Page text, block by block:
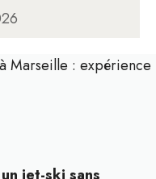
Marseille : expérience